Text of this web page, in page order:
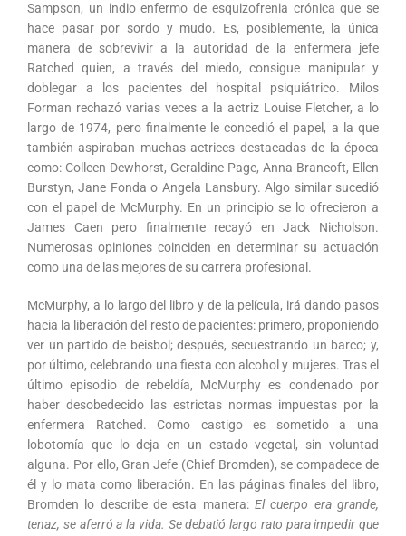
Sampson, un indio enfermo de esquizofrenia crónica que se
hace pasar por sordo y mudo. Es, posiblemente, la única
manera de sobrevivir a la autoridad de la enfermera jefe
Ratched quien, a través del miedo, consigue manipular y
doblegar a los pacientes del hospital psiquiátrico. Milos
Forman rechazó varias veces a la actriz Louise Fletcher, a lo
largo de 1974, pero finalmente le concedió el papel, a la que
también aspiraban muchas actrices destacadas de la época
como: Colleen Dewhorst, Geraldine Page, Anna Brancoft, Ellen
Burstyn, Jane Fonda o Angela Lansbury. Algo similar sucedió
con el papel de McMurphy. En un principio se lo ofrecieron a
James Caen pero finalmente recayó en Jack Nicholson.
Numerosas opiniones coinciden en determinar su actuación
como una de las mejores de su carrera profesional.
McMurphy, a lo largo del libro y de la película, irá dando pasos
hacia la liberación del resto de pacientes: primero, proponiendo
ver un partido de beisbol; después, secuestrando un barco; y,
por último, celebrando una fiesta con alcohol y mujeres. Tras el
último episodio de rebeldía, McMurphy es condenado por
haber desobedecido las estrictas normas impuestas por la
enfermera Ratched. Como castigo es sometido a una
lobotomía que lo deja en un estado vegetal, sin voluntad
alguna. Por ello, Gran Jefe (Chief Bromden), se compadece de
él y lo mata como liberación. En las páginas finales del libro,
Bromden lo describe de esta manera: El cuerpo era grande,
tenaz, se aferró a la vida. Se debatió largo rato para impedir que